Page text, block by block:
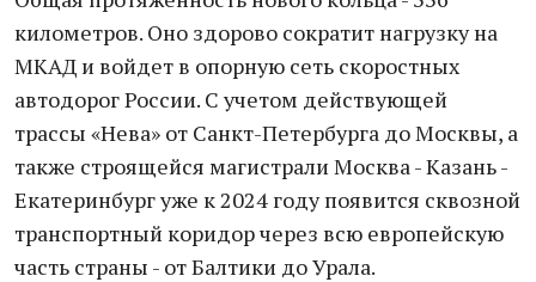
километров. Оно здорово сократит нагрузку на
МКАД и войдет в опорную сеть скоростных
автодорог России. С учетом действующей
трассы «Нева» от Санкт-Петербурга до Москвы, а
также строящейся магистрали Москва - Казань -
Екатеринбург уже к 2024 году появится сквозной
транспортный коридор через всю европейскую
часть страны - от Балтики до Урала.